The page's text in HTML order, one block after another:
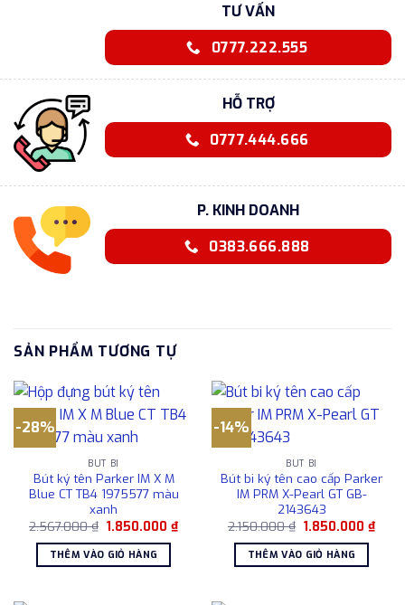
TƯ VẤN
0777.222.555
HỖ TRỢ
0777.444.666
P. KINH DOANH
0383.666.888
SẢN PHẨM TƯƠNG TỰ
-28%
BÚT BI
Bút ký tên Parker IM X M
Blue CT TB4 1975577 màu
xanh
2.567.000₫ Giá
là:
2.567.000 ₫.
1.850.000₫Giá
hiện
1.850.000 ₫.
THÊM VÀO GIỎ HÀNG
-14%
BÚT BI
Bút bi ký tên cao cấp Parker
IM PRM X-Pearl GT GB-
2143643
2.150.000₫ Giá
là:
2.150.000 ₫.
1.850.000₫Giá
hiện
THÊM VÀO GIỎ HÀNG